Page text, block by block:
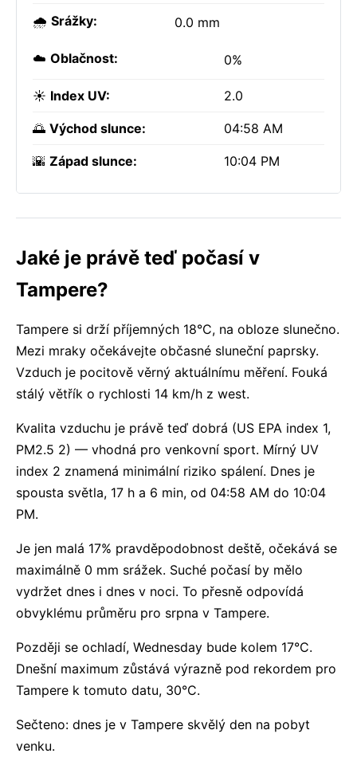
🌧️ Srážky: 0.0 mm
☁️ Oblačnost: 0%
☀️ Index UV: 2.0
🌅 Východ slunce: 04:58 AM
🌇 Západ slunce: 10:04 PM
Jaké je právě teď počasí v
Tampere?
Tampere si drží příjemných 18°C, na obloze slunečno.
Mezi mraky očekávejte občasné sluneční paprsky.
Vzduch je pocitově věrný aktuálnímu měření. Fouká
stálý větřík o rychlosti 14 km/h z west.
Kvalita vzduchu je právě teď dobrá (US EPA index 1,
PM2.5 2) — vhodná pro venkovní sport. Mírný UV
index 2 znamená minimální riziko spálení. Dnes je
spousta světla, 17 h a 6 min, od 04:58 AM do 10:04
PM.
Je jen malá 17% pravděpodobnost deště, očekává se
maximálně 0 mm srážek. Suché počasí by mělo
vydržet dnes i dnes v noci. To přesně odpovídá
obvyklému průměru pro srpna v Tampere.
Později se ochladí, Wednesday bude kolem 17°C.
Dnešní maximum zůstává výrazně pod rekordem pro
Tampere k tomuto datu, 30°C.
Sečteno: dnes je v Tampere skvělý den na pobyt
venku.